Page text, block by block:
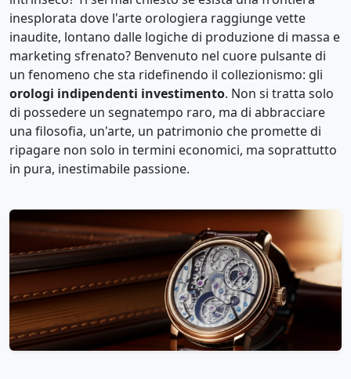
inesplorata dove l'arte orologiera raggiunge vette
inaudite, lontano dalle logiche di produzione di massa e
marketing sfrenato? Benvenuto nel cuore pulsante di
un fenomeno che sta ridefinendo il collezionismo: gli
orologi indipendenti investimento. Non si tratta solo
di possedere un segnatempo raro, ma di abbracciare
una filosofia, un'arte, un patrimonio che promette di
ripagare non solo in termini economici, ma soprattutto
in pura, inestimabile passione.